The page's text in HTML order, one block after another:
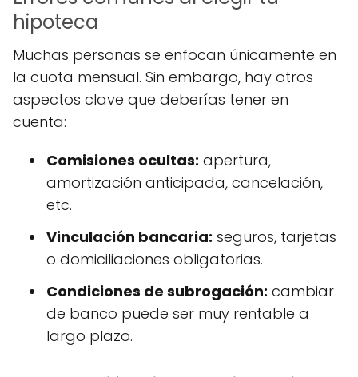
hipoteca
Muchas personas se enfocan únicamente en
la cuota mensual. Sin embargo, hay otros
aspectos clave que deberías tener en
cuenta:
Comisiones ocultas: apertura,
amortización anticipada, cancelación,
etc.
Vinculación bancaria: seguros, tarjetas
o domiciliaciones obligatorias.
Condiciones de subrogación: cambiar
de banco puede ser muy rentable a
largo plazo.